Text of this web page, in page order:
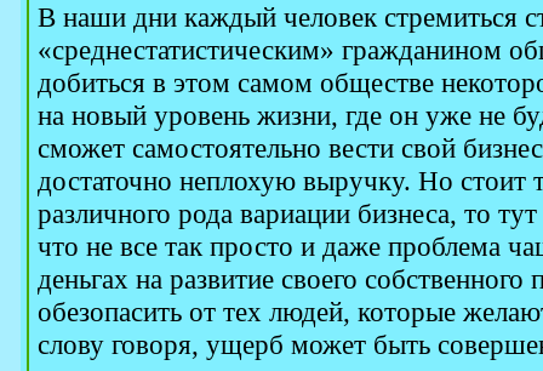
В наши дни каждый человек стремиться
«среднестатистическим» гражданином
добиться в этом самом обществе
на новый уровень жизни, где он уже не
сможет самостоятельно вести свой
достаточно неплохую выручку. Но стоит
различного рода вариации бизнеса, то
что не все так просто и даже проблема
деньгах на развитие своего
обезопасить от тех людей, которые
слову говоря, ущерб может быть